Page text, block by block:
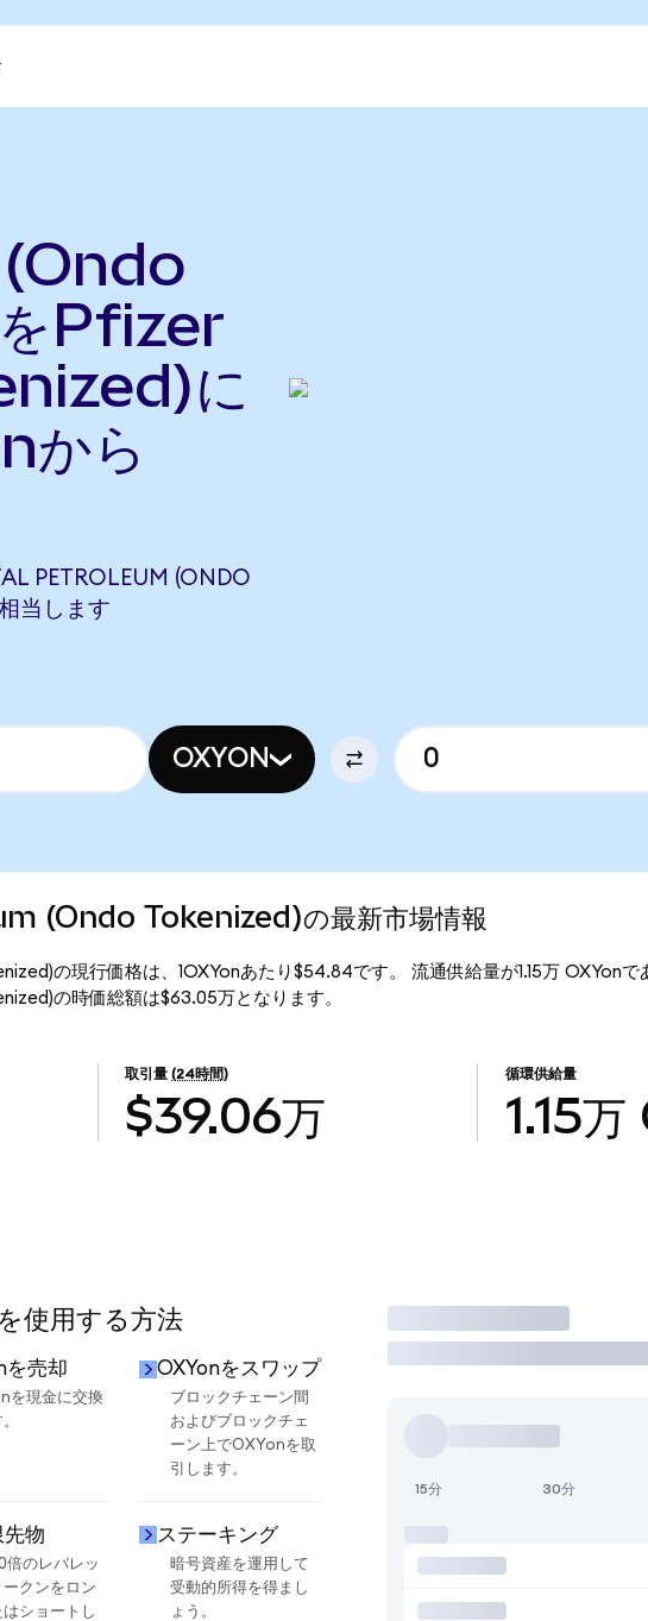
Pfizer
に
から
PETROLEUM (ONDO
当します
OXYON
(Ondo Tokenized)の最新市場情報
の現行価格は、1OXYonあたり$54.84です。 流通供給量が1.15万 OXYonで
の時価総額は$63.05万となります。
取引量 (24時間)
$39.06万
循環供給量
1.15万
用する方法
を売却
を現金に交換
OXYonをスワップ
ブロックチェーン間
およびブロックチェ
ーン上でOXYonを取
引します。
先物
倍のレバレッ
ークンをロン
はショートし
ステーキング
暗号資産を運用して
受動的所得を得まし
ょう。
取引
15分 30分